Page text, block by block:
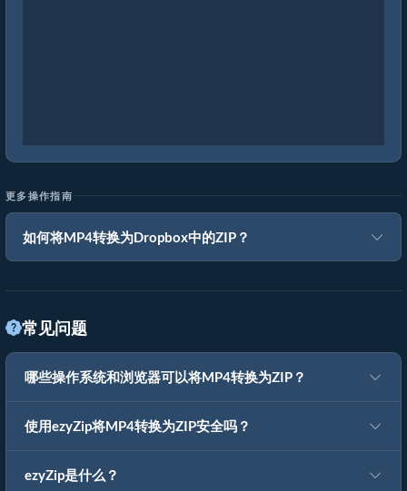
更多操作指南
如何将MP4转换为Dropbox中的ZIP？
常见问题
哪些操作系统和浏览器可以将MP4转换为ZIP？
使用ezyZip将MP4转换为ZIP安全吗？
ezyZip是什么？